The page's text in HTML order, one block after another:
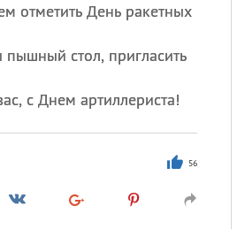
отметить День ракетных
пышный стол, пригласить
с Днем артиллериста!
56